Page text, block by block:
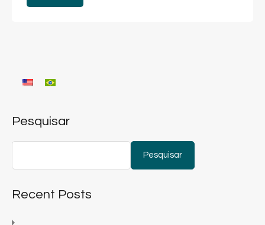
Pesquisar
Pesquisar
Recent Posts